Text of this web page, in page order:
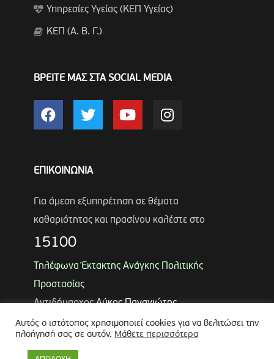
Υπηρεσίες Υγείας (ΚΕΠ Υγείας)
ΚΕΠ (Α. Β. Γ.)
ΒΡΕΙΤΕ ΜΑΣ ΣΤΑ SOCIAL MEDIA
ΕΠΙΚΟΙΝΩΝΙΑ
Για άμεση εξυπηρέτηση σε θέματα
καθαριότητας και πρασίνου καλέστε στο
15100
Τηλέφωνα Έκτακτης Ανάγκης Πολιτικής
Προστασίας
ΑντιδήμαρχοςΛύκος Παναγιώτης
Θωμάς Ρουμπάκος(κιν. 6947966451)
Αυτός ο ιστότοπος χρησιμοποιεί cookies για να βελιτώσει την
πλοήγησή σας σε αυτόν. Μάθετε περισσότερα